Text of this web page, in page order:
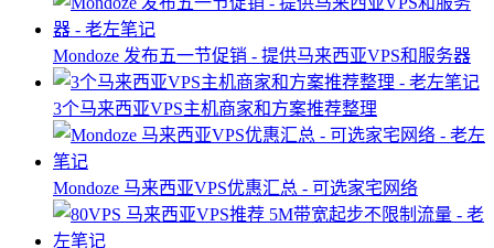
Mondoze 发布五一节促销 - 提供马来西亚VPS和服务器
3个马来西亚VPS主机商家和方案推荐整理
Mondoze 马来西亚VPS优惠汇总 - 可选家宅网络